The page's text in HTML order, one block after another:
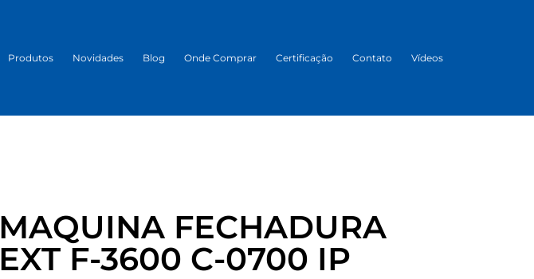
Produtos Novidades Blog Onde Comprar Certificação Contato Vídeos
MAQUINA FECHADURA
EXT F-3600 C-0700 IP